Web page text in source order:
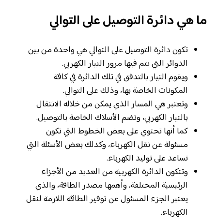
ما هي دائرة التوصيل على التوالي
تكون دائرة التوصيل على التوالي هي واحدة من بين
الدوائر التي يتم فيها مرور التيار الكهربي.
ويقوم التيار بالتدفق في تلك الدائرة في كافة
المكونات الخاصة بها، وذلك على التوالي.
وتعتبر هي المسار الذي يمكن من خلاله الانتقال
بالتيار الكهربي، وتضم الأسلاك الخاصة بالتوصيل.
كما أنها تحتوي على بعض الخطوط التي تكون
مسئولة عن نقل الكهرباء، وكذلك بعض الأسئلة التي
تساعد على توليد الكهرباء.
وتتكون الدائرة الكهربية من العديد من الأجزاء
الرئيسية المختلفة، وأهمها مصدر الطاقة، والذي
يعتبر الجزء المسئول عن توفير الطاقة اللازمة لنقل
الكهرباء.